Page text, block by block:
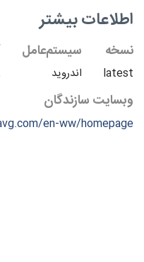
اطلاعات بیشتر
نسخه
latest
سیستم‌عامل
اندروید
وبسایت سازندگان
en-ww/homepage